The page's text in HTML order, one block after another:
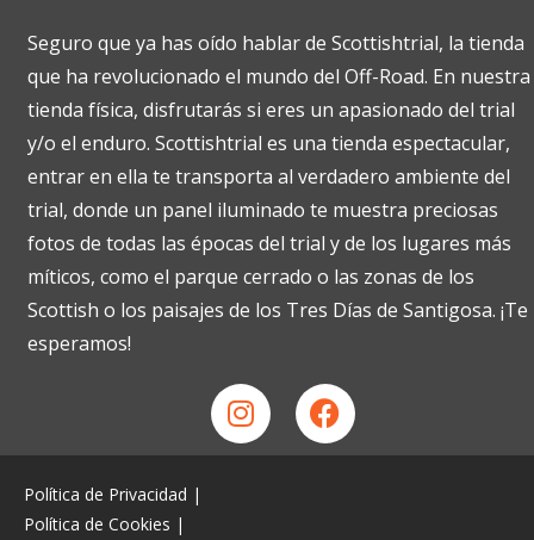
Seguro que ya has oído hablar de Scottishtrial, la tienda
que ha revolucionado el mundo del Off-Road. En nuestra
tienda física, disfrutarás si eres un apasionado del trial
y/o el enduro. Scottishtrial es una tienda espectacular,
entrar en ella te transporta al verdadero ambiente del
trial, donde un panel iluminado te muestra preciosas
fotos de todas las épocas del trial y de los lugares más
míticos, como el parque cerrado o las zonas de los
Scottish o los paisajes de los Tres Días de Santigosa. ¡Te
esperamos!
Política de Privacidad |
Política de Cookies |